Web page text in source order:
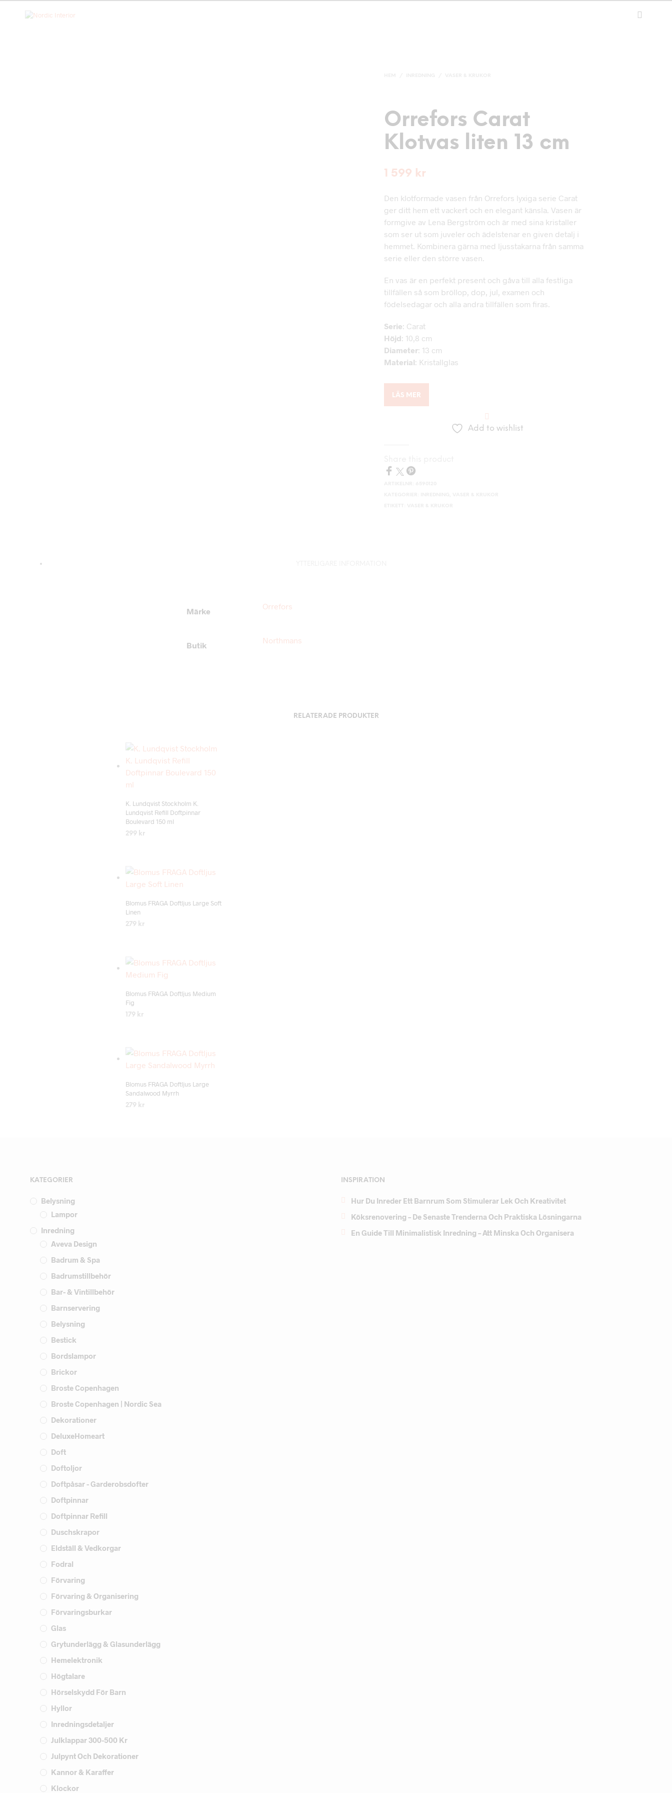
Orrefors Carat
Klotvas liten 13 cm
1 599 kr
Den klotformade vasen från Orrefors lyxiga serie Carat
ger ditt hem ett vackert och en elegant känsla. Vasen är
formgive av Lena Bergström och är med sina kristaller
som ser ut som juveler och ädelstenar en given detalj i
hemmet. Kombinera gärna med ljusstakarna från samma
serie eller den större vasen.
En vas är en perfekt present och gåva till alla festliga
tillfällen så som bröllop, dop, jul, examen och
födelsedagar och alla andra tillfällen som firas.
Serie: Carat
Höjd: 10,8 cm
Diameter: 13 cm
Material: Kristallglas
LÄS MER
Add to wishlist
Märke
Orrefors
Butik
Northmans
RELATERADE PRODUKTER
K. Lundqvist Stockholm K.
Lundqvist Refill Doftpinnar
Boulevard 150 ml
299 kr
Add to wishlist
Blomus FRAGA Doftljus Large Soft
Linen
279 kr
Blomus FRAGA Doftljus Medium
Fig
179 kr
Add to wishlist
Blomus FRAGA Doftljus Large
Sandalwood Myrrh
279 kr
KATEGORIER
Belysning
Lampor
Inredning
Aveva Design
Badrum & Spa
Badrumstillbehör
Bar- & Vintillbehör
Barnservering
Belysning
Bestick
Bordslampor
Brickor
Broste Copenhagen
Broste Copenhagen | Nordic Sea
Dekorationer
DeluxeHomeart
Doft
Doftoljor
Doftpåsar - Garderobsdofter
Doftpinnar
Doftpinnar Refill
Duschskrapor
Eldställ & Vedkorgar
Fodral
Förvaring
Förvaring & Organisering
Förvaringsburkar
Glas
Grytunderlägg & Glasunderlägg
Hemelektronik
Högtalare
Hörselskydd För Barn
Hyllor
Inredningsdetaljer
Julklappar 300-500 Kr
Julpynt Och Dekorationer
Kannor & Karaffer
Klockor
INSPIRATION
Hur Du Inreder Ett Barnrum Som Stimulerar Lek Och Kreativitet
Köksrenovering – De Senaste Trenderna Och Praktiska Lösningarna
En Guide Till Minimalistisk Inredning – Att Minska Och Organisera